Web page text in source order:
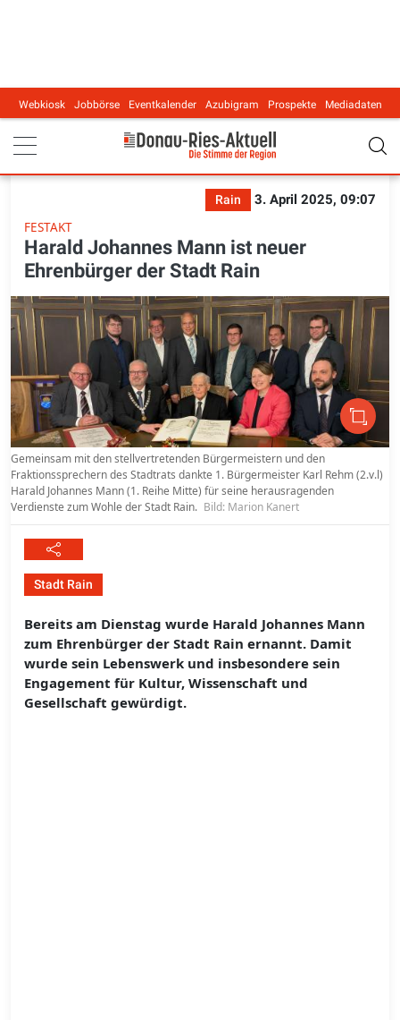
Main navigation
Webkiosk Jobbörse Eventkalender Azubigram Prospekte Mediadaten
Rain
3. April 2025, 09:07
FESTAKT
Harald Johannes Mann ist neuer
Ehrenbürger der Stadt Rain
Gemeinsam mit den stellvertretenden Bürgermeistern und den
Fraktionssprechern des Stadtrats dankte 1. Bürgermeister Karl Rehm (2.v.l)
Harald Johannes Mann (1. Reihe Mitte) für seine herausragenden
Verdienste zum Wohle der Stadt Rain. Bild: Marion Kanert
Stadt Rain
Bereits am Dienstag wurde Harald Johannes Mann
zum Ehrenbürger der Stadt Rain ernannt. Damit
wurde sein Lebenswerk und insbesondere sein
Engagement für Kultur, Wissenschaft und
Gesellschaft gewürdigt.